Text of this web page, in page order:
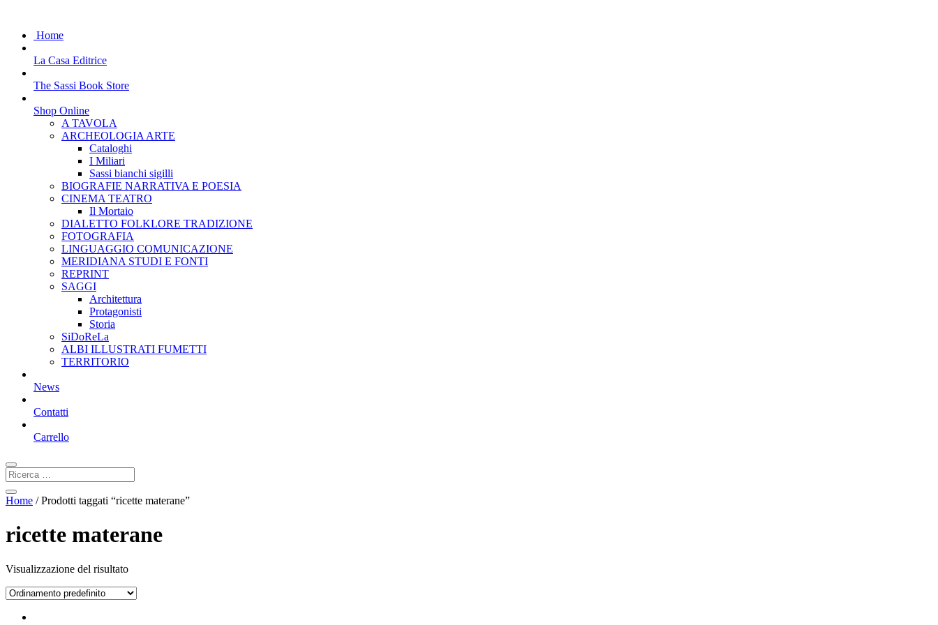
Home
La Casa Editrice
The Sassi Book Store
Shop Online
A TAVOLA
ARCHEOLOGIA ARTE
Cataloghi
I Miliari
Sassi bianchi sigilli
BIOGRAFIE NARRATIVA E POESIA
CINEMA TEATRO
Il Mortaio
DIALETTO FOLKLORE TRADIZIONE
FOTOGRAFIA
LINGUAGGIO COMUNICAZIONE
MERIDIANA STUDI E FONTI
REPRINT
SAGGI
Architettura
Protagonisti
Storia
SiDoReLa
ALBI ILLUSTRATI FUMETTI
TERRITORIO
News
Contatti
Carrello
Home / Prodotti taggati “ricette materane”
ricette materane
Visualizzazione del risultato